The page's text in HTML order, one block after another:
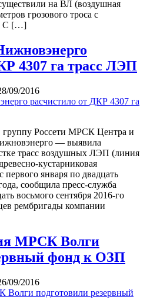
на ВЛ (воздушная
грозового троса с
С […]
4307 га трасс ЛЭП
09/2016
группу Россети МРСК Центра и
— выявила
трасс воздушных ЛЭП (линия
кустарниковая
первого января по двадцать
сообщила пресс-служба
восьмого сентября 2016-го
рембригады компании
МРСК Волги
фонд к ОЗП
09/2016